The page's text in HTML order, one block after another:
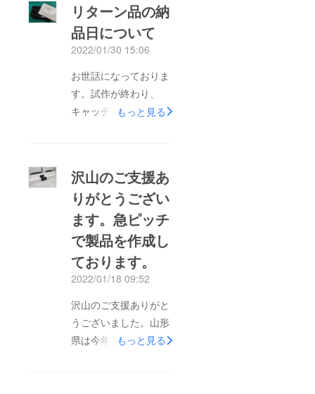
リターン品の納
品日について
2022/01/30 15:06
お世話になっておりま
す。試作が終わり、
キャッチボイスの金型
りました。オミクロン
株の急拡大によりお問
合せを多数いただいて
おります。ご支援いた
だいた皆様の発送は、
2月中旬を予定してお
ります。もう少々お待
ちください。
もっと見る
沢山のご支援あ
りがとうござい
ます。急ピッチ
で製品を作成し
ております。
2022/01/18 09:52
沢山のご支援ありがと
うございました。山形
県は今年は雪が多く、
もっと見る